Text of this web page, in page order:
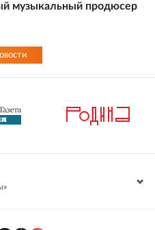
музыкальный продюсер